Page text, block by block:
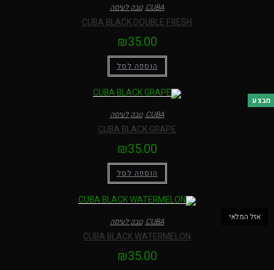
CUBA
,טבק לעיסה
CUBA BLACK DOUBLE FRESH
₪35.00
הוספה לסל
CUBA
,טבק לעיסה
CUBA BLACK GRAPE
₪35.00
הוספה לסל
אזל המלאי CUBA
,טבק לעיסה
CUBA BLACK WATERMELON
₪35.00